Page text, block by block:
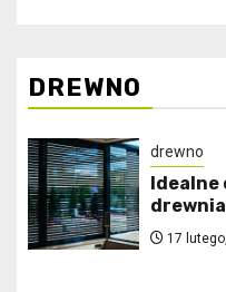
DREWNO
drewno
Idealne
17